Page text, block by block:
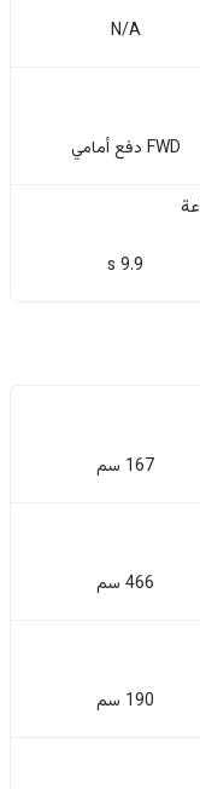
N/A
FWD دفع أمامي
9.9 s
167 سم
466 سم
190 سم